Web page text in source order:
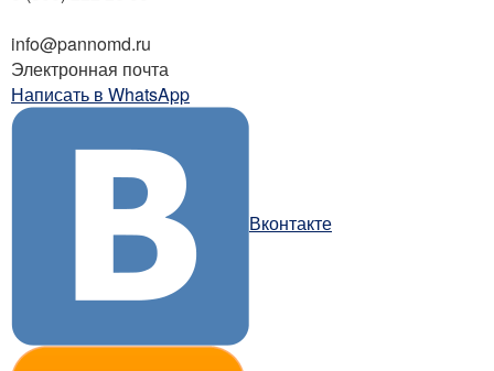
info@pannomd.ru
Электронная почта
Написать в WhatsApp
Вконтакте